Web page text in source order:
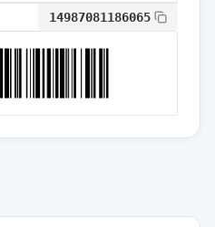
14987081186065